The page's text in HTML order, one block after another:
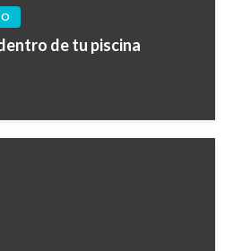
de tu piscina